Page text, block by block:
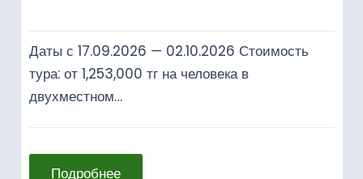
Даты с 17.09.2026 — 02.10.2026 Стоимость
тура: от 1,253,000 тг на человека в
двухместном…
Подробнее